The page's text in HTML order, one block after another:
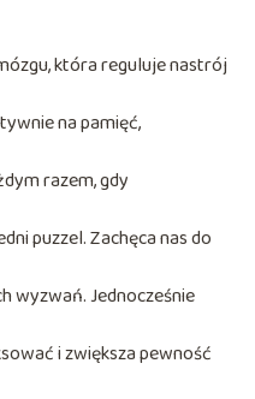
która reguluje nastrój
na pamięć,
razem, gdy
puzzel. Zachęca nas do
wyzwań. Jednocześnie
i zwiększa pewność